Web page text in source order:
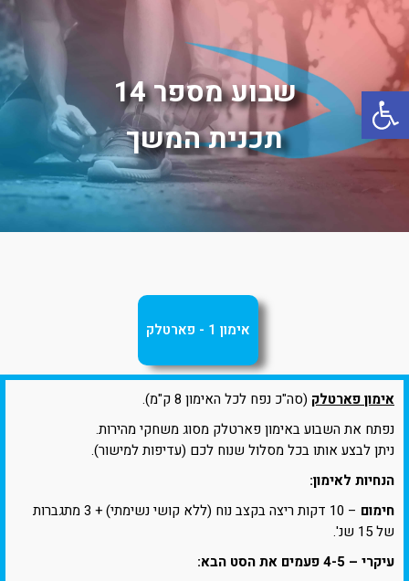
פתח סרגל נגישות
שבוע מספר 14
תכנית המשך
אימון 1 - פארטלק
אימון פארטלק (סה"כ נפח לכל האימון 8 ק"מ).
נפתח את השבוע באימון פארטלק מסוג משחקי מהירות.
ניתן לבצע אותו בכל מסלול שנוח לכם (עדיפות למישור).
הנחיות לאימון:
חימום
– 10 דקות ריצה בקצב נוח (ללא קושי נשימתי) + 3 מתגברות
של 15 שנ'.
עיקרי – 4-5 פעמים את הסט הבא: